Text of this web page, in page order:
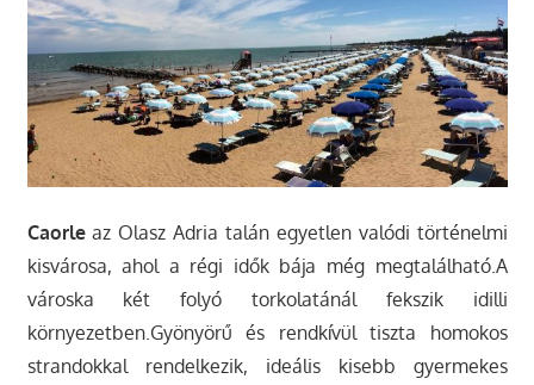
Caorleaz Olasz Adria talán egyetlen valódi történelmi
kisvárosa, ahol a régi idők bája még megtalálható.A
városka két folyó torkolatánál fekszik idilli
környezetben.Gyönyörű és rendkívül tiszta homokos
strandokkal rendelkezik, ideális kisebb gyermekes